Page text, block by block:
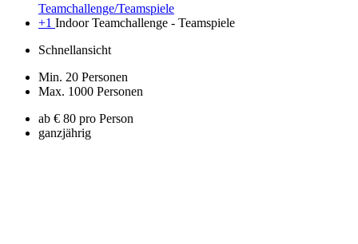
Teamchallenge/Teamspiele
+1 Indoor Teamchallenge - Teamspiele
Schnellansicht
Min. 20 Personen
Max. 1000 Personen
ab € 80 pro Person
ganzjährig